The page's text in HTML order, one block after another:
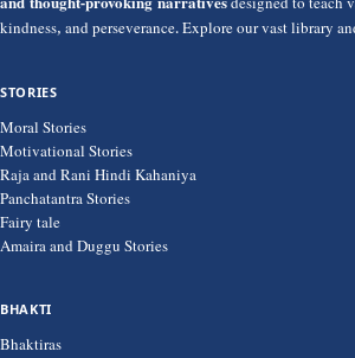
and thought-provoking narrativesdesigned to teach
kindness, and perseverance. Explore our vast library
STORIES
Moral Stories
Motivational Stories
Raja and Rani Hindi Kahaniya
Panchatantra Stories
Fairy tale
Amaira and Duggu Stories
BHAKTI
Bhaktiras